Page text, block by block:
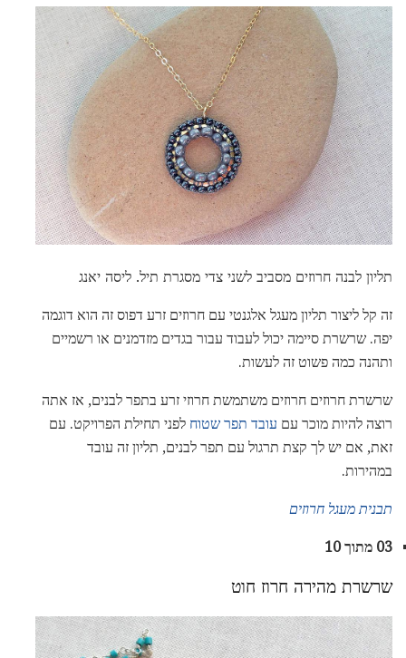
תליון לבנה חרוזים מסביב לשני צדי מסגרת תיל. ליסה יאנג
זה קל ליצור תליון מעגל אלגנטי עם חרוזים זרע דפוס זה הוא דוגמה
יפה. שרשרת סיימה יכול לעבוד עבור בגדים מזדמנים או רשמיים
ותהנה כמה פשוט זה לעשות.
שרשרת חרוזים חרוזים משתמשת חרוזי זרע בתפר לבנים, אז אתה
רוצה להיות מוכר עם עובד תפר שטוח לפני תחילת הפרויקט. עם
זאת, אם יש לך קצת תרגול עם תפר לבנים, תליון זה עובד
במהירות.
תבנית מעגל חרוזים
03 מתוך 10
שרשרת מהירה חרוז חוט